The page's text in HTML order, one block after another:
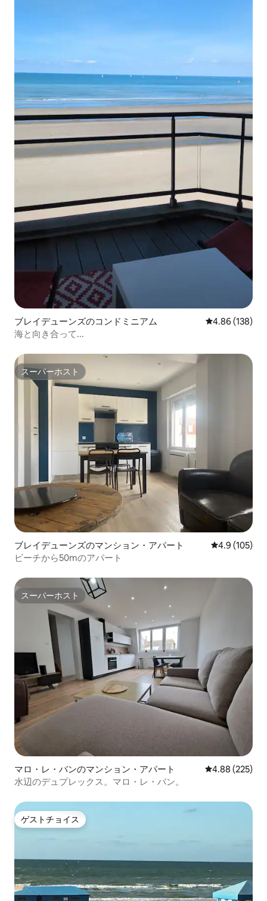
ブレイデューンズのコンドミニアム レビュー138
4.86 (138)
海と向き合って...
スーパーホスト
スーパーホスト
ブレイデューンズのマンション・アパート レビュー105
4.9 (105)
ビーチから50mのアパート
スーパーホスト
スーパーホスト
マロ・レ・バンのマンション・アパート レビュー225
4.88 (225)
水辺のデュプレックス。マロ・レ・バン。
ゲストチョイス
ゲストチョイス